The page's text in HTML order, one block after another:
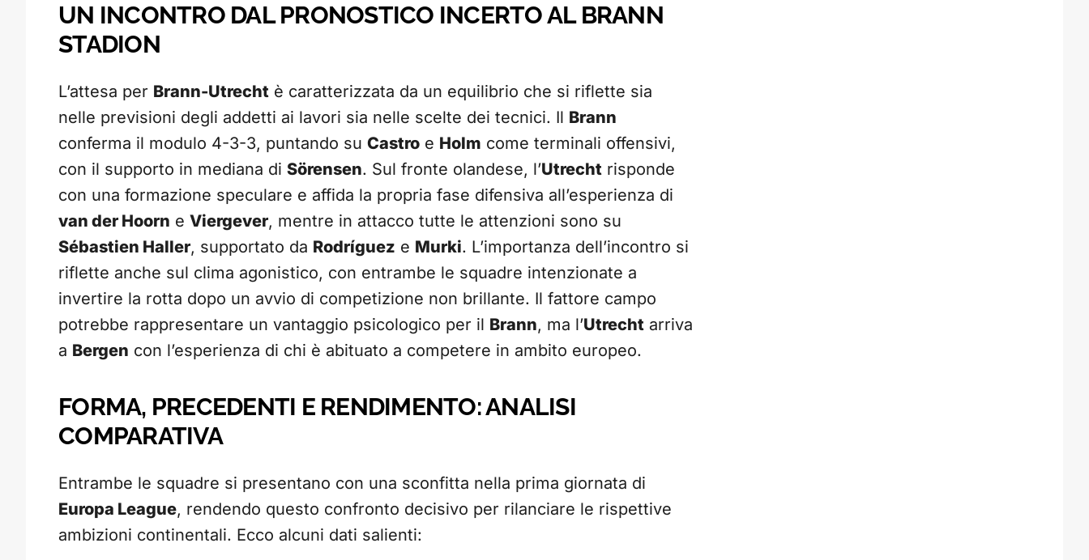
UN INCONTRO DAL PRONOSTICO INCERTO AL BRANN
STADION
L’attesa per Brann-Utrecht è caratterizzata da un equilibrio che si riflette sia
nelle previsioni degli addetti ai lavori sia nelle scelte dei tecnici. Il Brann
conferma il modulo 4-3-3, puntando su Castro e Holm come terminali offensivi,
con il supporto in mediana di Sörensen. Sul fronte olandese, l’Utrecht risponde
con una formazione speculare e affida la propria fase difensiva all’esperienza di
van der Hoorn e Viergever, mentre in attacco tutte le attenzioni sono su
Sébastien Haller, supportato da Rodríguez e Murki. L’importanza dell’incontro si
riflette anche sul clima agonistico, con entrambe le squadre intenzionate a
invertire la rotta dopo un avvio di competizione non brillante. Il fattore campo
potrebbe rappresentare un vantaggio psicologico per il Brann, ma l’Utrecht arriva
a Bergen con l’esperienza di chi è abituato a competere in ambito europeo.
FORMA, PRECEDENTI E RENDIMENTO: ANALISI
COMPARATIVA
Entrambe le squadre si presentano con una sconfitta nella prima giornata di
Europa League, rendendo questo confronto decisivo per rilanciare le rispettive
ambizioni continentali. Ecco alcuni dati salienti: